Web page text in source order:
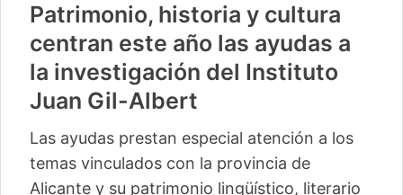
Patrimonio, historia y cultura
centran este año las ayudas a
la investigación del Instituto
Juan Gil-Albert
Las ayudas prestan especial atención a los
temas vinculados con la provincia de
Alicante y su patrimonio lingüístico, literario